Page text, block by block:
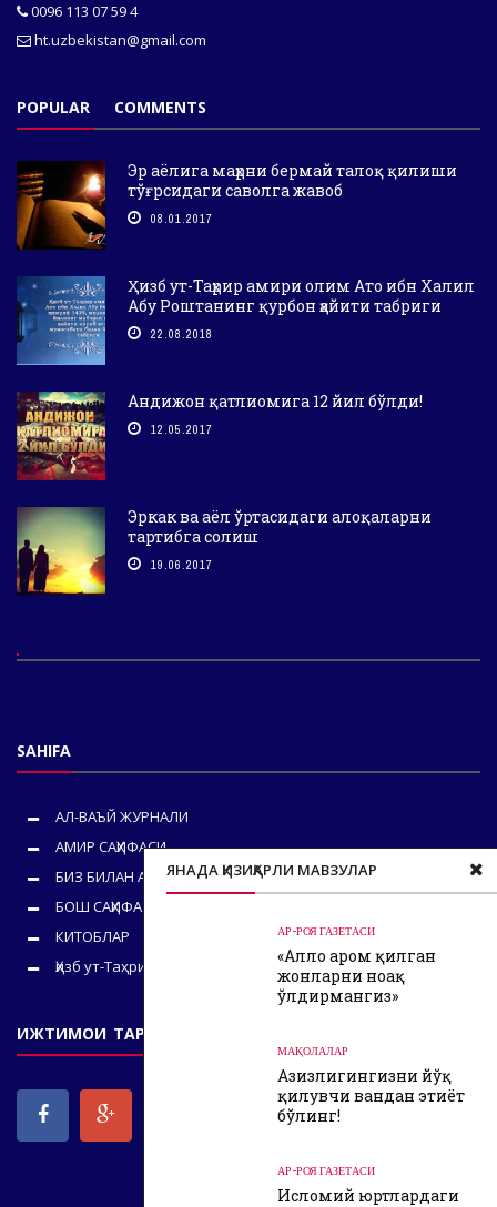
ЯНАДА ҚИЗИҚАРЛИ МАВЗУЛАР
АР-РОЯ ГАЗЕТАСИ
«Аллоҳ ҳаром қилган
жонларни ноҳақ
ўлдирмангиз»
МАҚОЛАЛАР
Азизлигингизни йўқ
қилувчи ваҳндан эҳтиёт
бўлинг!
АР-РОЯ ГАЗЕТАСИ
Исломий юртлардаги
0096 113 07 59 4
ht.uzbekistan@gmail.com
POPULAR COMMENTS
Эр аёлига маҳрни бермай талоқ қилиши
тўғрсидаги саволга жавоб
08.01.2017
Ҳизб ут-Таҳрир амири олим Ато ибн Халил
Абу Роштанинг қурбон ҳайити табриги
22.08.2018
Андижон қатлиомига 12 йил бўлди!
12.05.2017
Эркак ва аёл ўртасидаги алоқаларни
тартибга солиш
19.06.2017
SAHIFA
АЛ-ВАЪЙ ЖУРНАЛИ
АМИР САҲИФАСИ
БИЗ БИЛАН АЛОҚА
БОШ САҲИФА
КИТОБЛАР
Ҳизб ут-Таҳрир
ИЖТИМОИ ТАРМОҚЛАРИМИЗ